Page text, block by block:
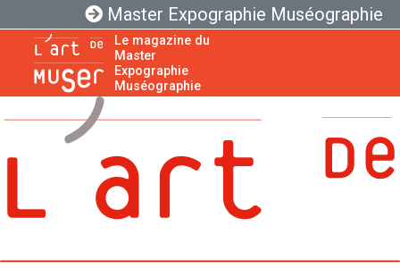
Master Expographie Muséographie
Le magazine du
Master
Expographie
Muséographie